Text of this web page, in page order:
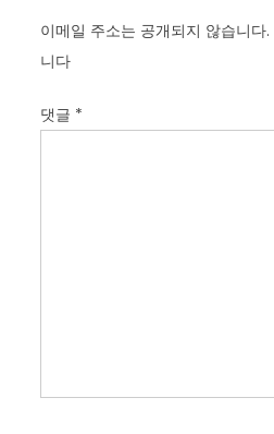
이메일 주소는 공개되지 않습니다.
니다
댓글 *